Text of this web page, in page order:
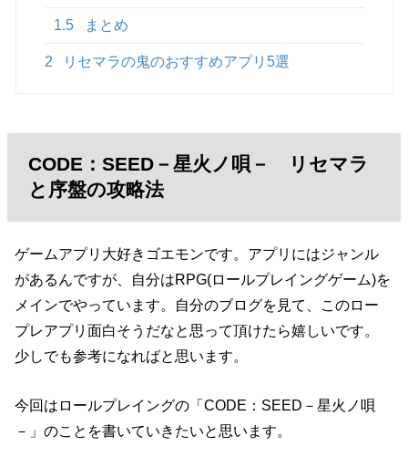
1.5 まとめ
2 リセマラの鬼のおすすめアプリ5選
CODE：SEED－星火ノ唄－ リセマラ
と序盤の攻略法
ゲームアプリ大好きゴエモンです。アプリにはジャンル
があるんですが、自分はRPG(ロールプレイングゲーム)を
メインでやっています。自分のブログを見て、このロー
プレアプリ面白そうだなと思って頂けたら嬉しいです。
少しでも参考になればと思います。
今回はロールプレイングの「CODE：SEED－星火ノ唄
－」のことを書いていきたいと思います。